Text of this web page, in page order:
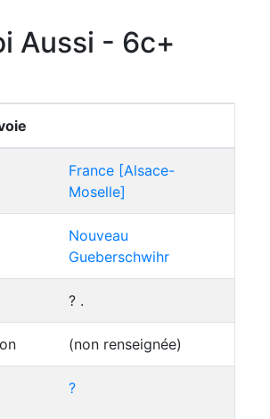
Aussi - 6c+
France [Alsace-
Moselle]
Nouveau
Gueberschwihr
? .
(non renseignée)
?